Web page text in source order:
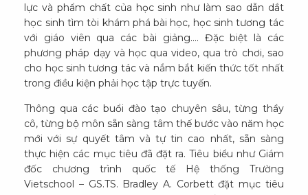
lực và phẩm chất của học sinh như làm sao dẫn dắt
học sinh tìm tòi khám phá bài học, học sinh tương tác
với giáo viên qua các bài giảng.... Đặc biệt là các
phương pháp dạy và học qua video, qua trò chơi, sao
cho học sinh tương tác và nắm bắt kiến thức tốt nhất
trong điều kiện phải học tập trực tuyến.
Thông qua các buổi đào tạo chuyên sâu, từng thầy
cô, từng bộ môn sẵn sàng tâm thế bước vào năm học
mới với sự quyết tâm và tự tin cao nhất, sẵn sàng
thực hiện các mục tiêu đã đặt ra. Tiêu biểu như Giám
đốc chương trình quốc tế Hệ thống Trường
Vietschool – GS.TS. Bradley A. Corbett đặt mục tiêu